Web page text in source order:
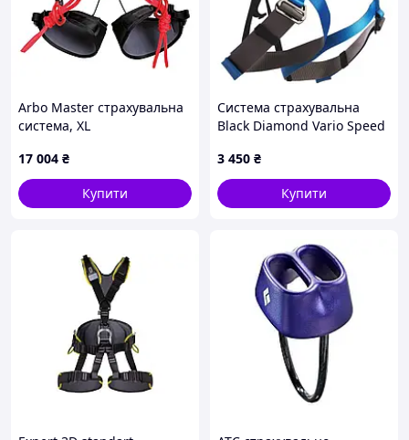
Arbo Master страхувальна
система, XL
17 004 ₴
Купити
Система страхувальна
Black Diamond Vario Speed
3 450 ₴
Купити